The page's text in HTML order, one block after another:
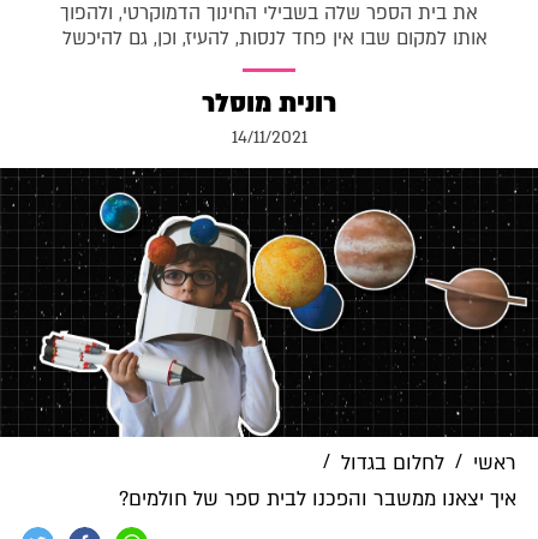
את בית הספר שלה בשבילי החינוך הדמוקרטי, ולהפוך
אותו למקום שבו אין פחד לנסות, להעיז, וכן, גם להיכשל
רונית מוסלר
14/11/2021
ראשי / לחלום בגדול /
איך יצאנו ממשבר והפכנו לבית ספר של חולמים?